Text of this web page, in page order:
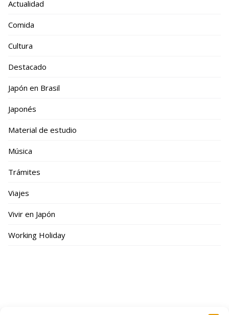
Actualidad
Comida
Cultura
Destacado
Japón en Brasil
Japonés
Material de estudio
Música
Trámites
Viajes
Vivir en Japón
Working Holiday